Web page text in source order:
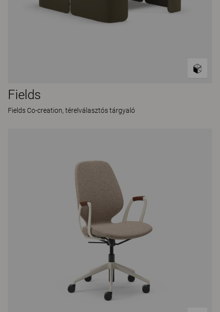
Fields
Fields Co-creation, térelválasztós tárgyaló